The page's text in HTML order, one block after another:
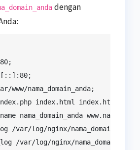
dengan
www/nama_domain_anda;
index.html index.htm;
nama_domain_anda
/var/log/nginx/
/var/log/nginx/